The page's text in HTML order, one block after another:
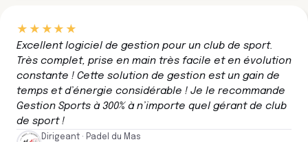
★★★★★
Excellent logiciel de gestion pour un club de sport.
Très complet, prise en main très facile et en évolution
constante ! Cette solution de gestion est un gain de
temps et d’énergie considérable ! Je le recommande
Gestion Sports à 300% à n’importe quel gérant de club
de sport !
Dirigeant · Padel du Mas